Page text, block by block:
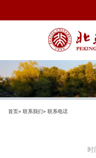
首页» 联系我们» 联系电话
时